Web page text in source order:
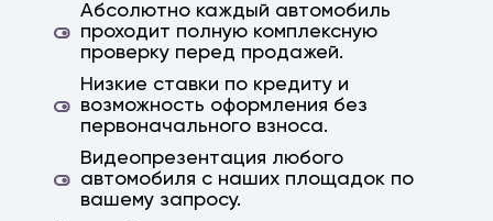
Абсолютно каждый автомобиль
проходит полную комплексную
проверку перед продажей.
Низкие ставки по кредиту и
возможность оформления без
первоначального взноса.
Видеопрезентация любого
автомобиля с наших площадок по
вашему запросу.